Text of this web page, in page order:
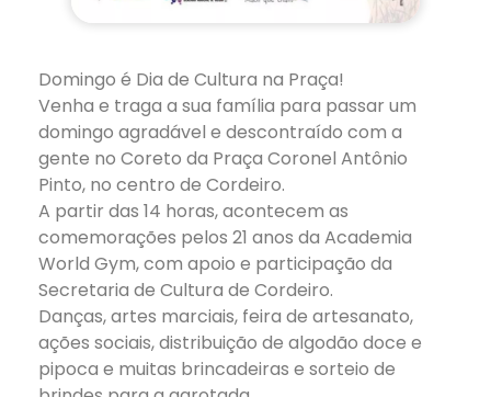
Domingo é Dia de Cultura na Praça!
Venha e traga a sua família para passar um
domingo agradável e descontraído com a
gente no Coreto da Praça Coronel Antônio
Pinto, no centro de Cordeiro.
A partir das 14 horas, acontecem as
comemorações pelos 21 anos da Academia
World Gym, com apoio e participação da
Secretaria de Cultura de Cordeiro.
Danças, artes marciais, feira de artesanato,
ações sociais, distribuição de algodão doce e
pipoca e muitas brincadeiras e sorteio de